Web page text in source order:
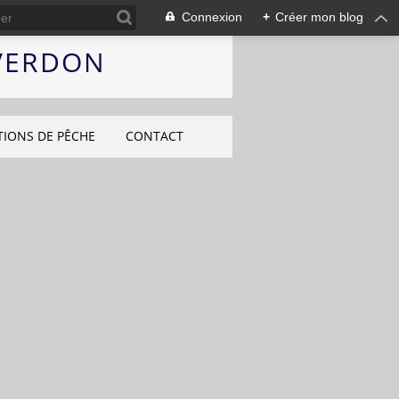
Connexion + Créer mon blog
DE PÊCHE CONTACT